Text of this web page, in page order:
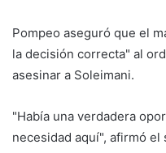
Pompeo aseguró que el
la decisión correcta" al
asesinar a Soleimani.
"Había una verdadera
necesidad aquí", afirmó el